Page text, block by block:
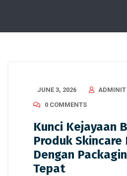
JUNE 3, 2026
ADMINIT
0 COMMENTS
Kunci Kejayaan
Produk Skincare
Dengan
Tepat